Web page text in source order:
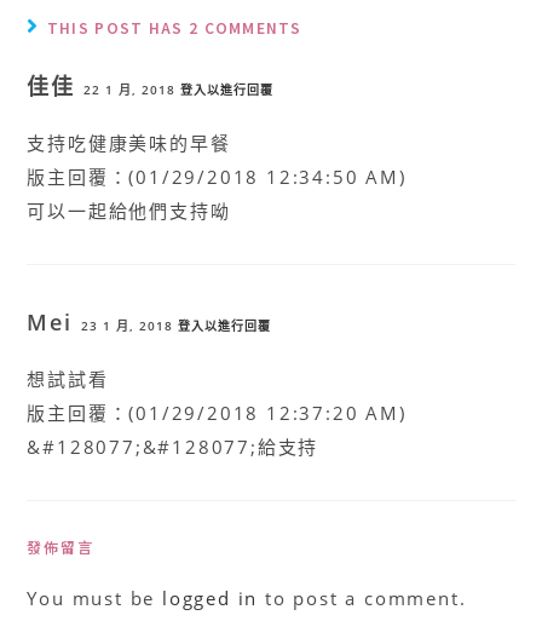
THIS POST HAS 2 COMMENTS
佳佳 22 1 月, 2018 登入以進行回覆
支持吃健康美味的早餐
版主回覆：(01/29/2018 12:34:50 AM)
可以一起給他們支持呦
Mei 23 1 月, 2018 登入以進行回覆
想試試看
版主回覆：(01/29/2018 12:37:20 AM)
&#128077;&#128077;給支持
發佈留言
You must be logged in to post a comment.